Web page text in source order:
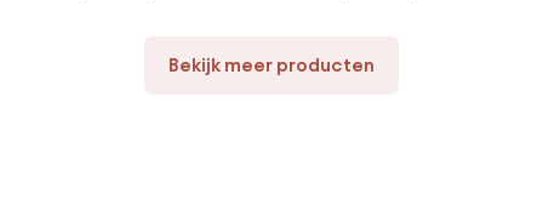
Bekijk meer producten